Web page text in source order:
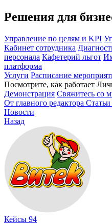
Решения для
Управление по целям и KPI
Кабинет сотрудника
персонала Кафетерий льгот
платформа
Услуги Расписание
Посмотрите, как работает
Демонстрация Свяжитесь со
От главного редактора Статьи
Новости
Назад
Кейсы 94